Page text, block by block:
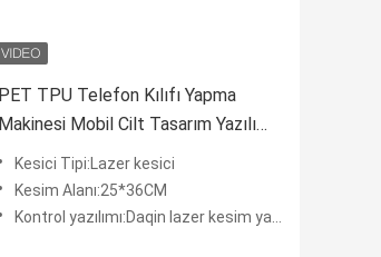
PET TPU Telefon Kılıfı Yapma
Makinesi Mobil Cilt Tasarım Yazılımı
Özelleştirilmiş
Kesici Tipi:Lazer kesici
Kesim Alanı:25*36CM
Kontrol yazılımı:Daqin lazer kesim yazılımı